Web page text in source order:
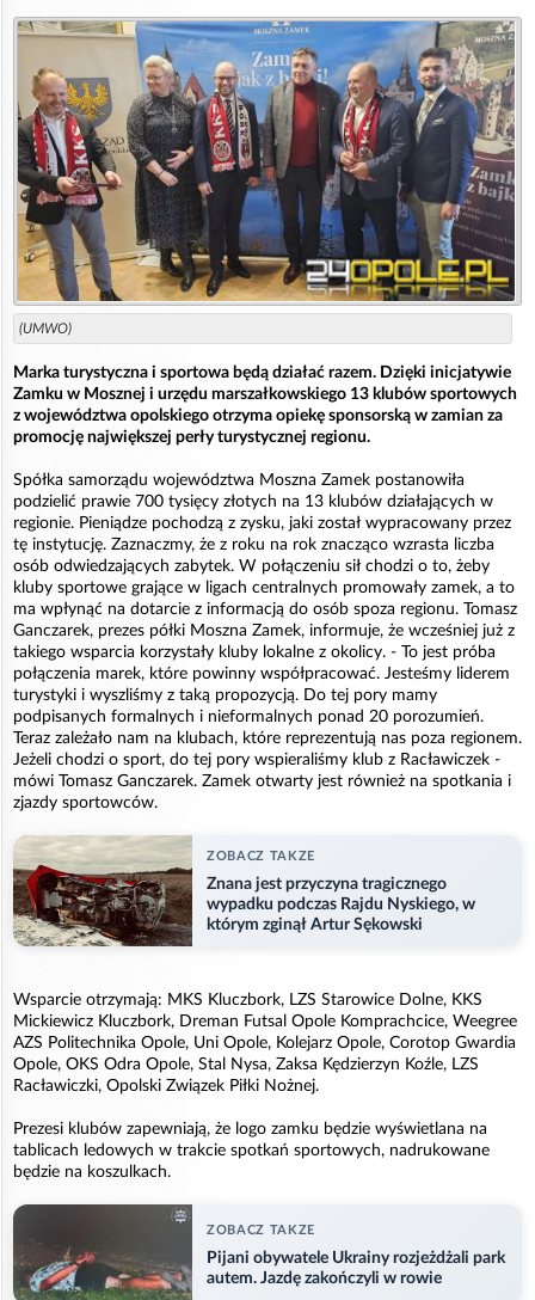
(UMWO)
Marka turystyczna i sportowa będą działać razem. Dzięki inicjatywie
Zamku w Mosznej i urzędu marszałkowskiego 13 klubów sportowych
z województwa opolskiego otrzyma opiekę sponsorską w zamian za
promocję największej perły turystycznej regionu.
Spółka samorządu województwa Moszna Zamek postanowiła
podzielić prawie 700 tysięcy złotych na 13 klubów działających w
regionie. Pieniądze pochodzą z zysku, jaki został wypracowany przez
tę instytucję. Zaznaczmy, że z roku na rok znacząco wzrasta liczba
osób odwiedzających zabytek. W połączeniu sił chodzi o to, żeby
kluby sportowe grające w ligach centralnych promowały zamek, a to
ma wpłynąć na dotarcie z informacją do osób spoza regionu. Tomasz
Ganczarek, prezes półki Moszna Zamek, informuje, że wcześniej już z
takiego wsparcia korzystały kluby lokalne z okolicy. - To jest próba
połączenia marek, które powinny współpracować. Jesteśmy liderem
turystyki i wyszliśmy z taką propozycją. Do tej pory mamy
podpisanych formalnych i nieformalnych ponad 20 porozumień.
Teraz zależało nam na klubach, które reprezentują nas poza regionem.
Jeżeli chodzi o sport, do tej pory wspieraliśmy klub z Racławiczek -
mówi Tomasz Ganczarek. Zamek otwarty jest również na spotkania i
zjazdy sportowców.
ZOBACZ TAKZE
Znana jest przyczyna tragicznego
wypadku podczas Rajdu Nyskiego, w
którym zginął Artur Sękowski
Wsparcie otrzymają: MKS Kluczbork, LZS Starowice Dolne, KKS
Mickiewicz Kluczbork, Dreman Futsal Opole Komprachcice, Weegree
AZS Politechnika Opole, Uni Opole, Kolejarz Opole, Corotop Gwardia
Opole, OKS Odra Opole, Stal Nysa, Zaksa Kędzierzyn Koźle, LZS
Racławiczki, Opolski Związek Piłki Nożnej.
Prezesi klubów zapewniają, że logo zamku będzie wyświetlana na
tablicach ledowych w trakcie spotkań sportowych, nadrukowane
będzie na koszulkach.
ZOBACZ TAKZE
Pijani obywatele Ukrainy rozjeżdżali park
autem. Jazdę zakończyli w rowie